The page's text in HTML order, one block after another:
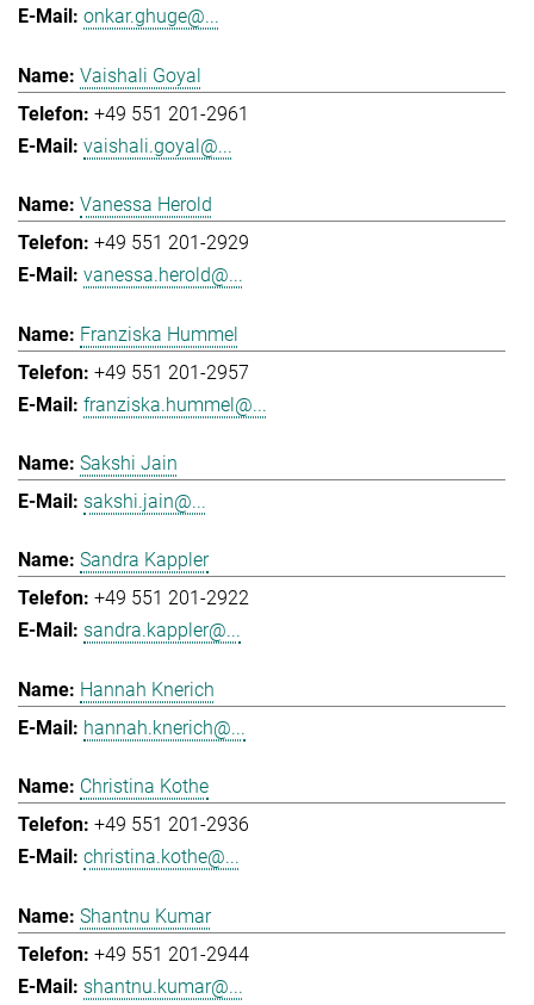
onkar.ghuge@...
Vaishali Goyal
+49 551 201-2961
vaishali.goyal@...
Vanessa Herold
+49 551 201-2929
vanessa.herold@...
Franziska Hummel
+49 551 201-2957
franziska.hummel@...
Sakshi Jain
sakshi.jain@...
Sandra Kappler
+49 551 201-2922
sandra.kappler@...
Hannah Knerich
hannah.knerich@...
Christina Kothe
+49 551 201-2936
christina.kothe@...
Shantnu Kumar
+49 551 201-2944
shantnu.kumar@...